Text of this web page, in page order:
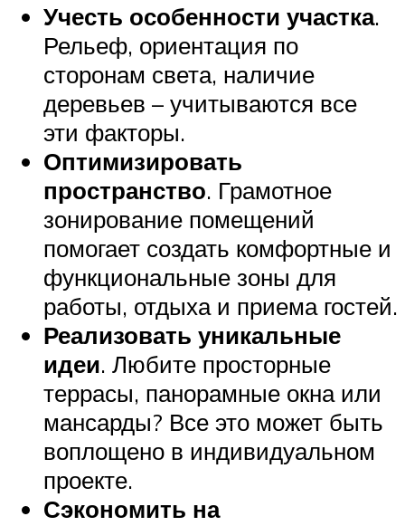
Учесть особенности участка.
Рельеф, ориентация по
сторонам света, наличие
деревьев – учитываются все
эти факторы.
Оптимизировать
пространство. Грамотное
зонирование помещений
помогает создать комфортные и
функциональные зоны для
работы, отдыха и приема гостей.
Реализовать уникальные
идеи. Любите просторные
террасы, панорамные окна или
мансарды? Все это может быть
воплощено в индивидуальном
проекте.
Сэкономить на